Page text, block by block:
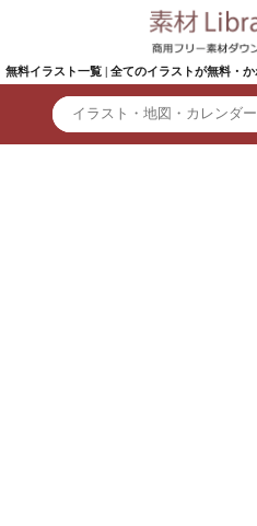
無料イラスト一覧 | 全てのイラストが無料・